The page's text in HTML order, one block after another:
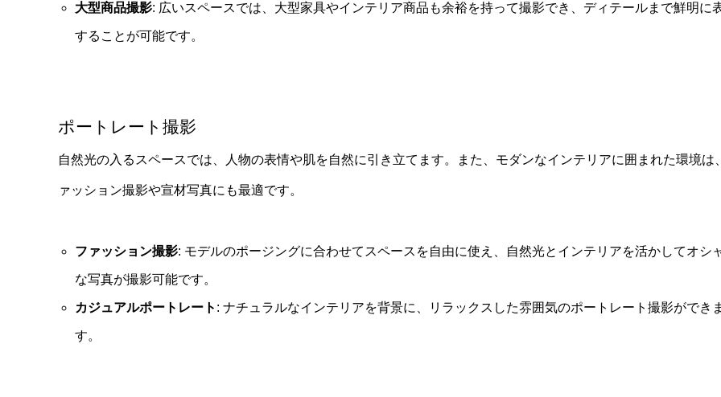
大型商品撮影: 広いスペースでは、大型家具やインテリア商品も余裕を持って撮影でき、ディテールまで鮮明に
することが可能です。
ポートレート撮影
自然光の入るスペースでは、人物の表情や肌を自然に引き立てます。また、モダンなインテリアに囲まれた環境は
ァッション撮影や宣材写真にも最適です。
ファッション撮影: モデルのポージングに合わせてスペースを自由に使え、自然光とインテリアを活かしてオシ
な写真が撮影可能です。
カジュアルポートレート : ナチュラルなインテリアを背景に、リラックスした雰囲気のポートレート撮影ができ
す。